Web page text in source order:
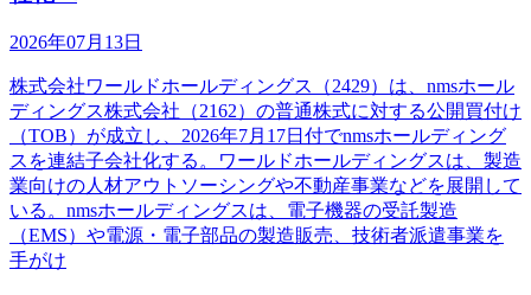
2026年07月13日
株式会社ワールドホールディングス（2429）は、nmsホール
ディングス株式会社（2162）の普通株式に対する公開買付け
（TOB）が成立し、2026年7月17日付でnmsホールディング
スを連結子会社化する。ワールドホールディングスは、製造
業向けの人材アウトソーシングや不動産事業などを展開して
いる。nmsホールディングスは、電子機器の受託製造
（EMS）や電源・電子部品の製造販売、技術者派遣事業を
手がけ